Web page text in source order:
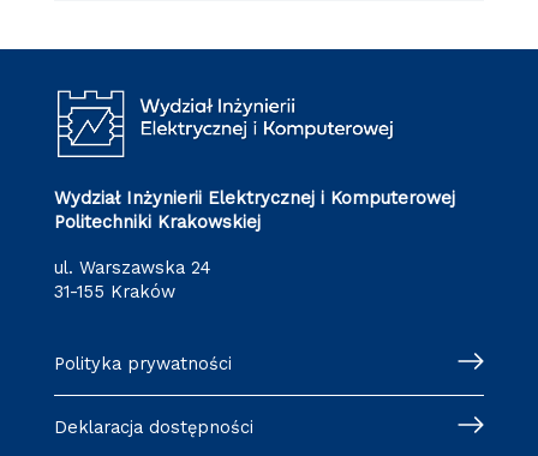
Wydział Inżynierii Elektrycznej i Komputerowej
Politechniki Krakowskiej
ul. Warszawska 24
31-155 Kraków
Polityka prywatności
Deklaracja dostępności